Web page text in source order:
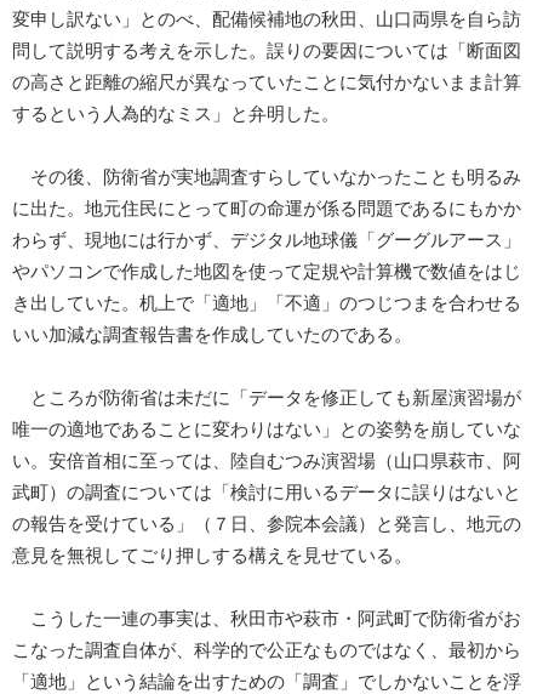
変申し訳ない」とのべ、配備候補地の秋田、山口両県を自ら訪
問して説明する考えを示した。誤りの要因については「断面図
の高さと距離の縮尺が異なっていたことに気付かないまま計算
するという人為的なミス」と弁明した。
その後、防衛省が実地調査すらしていなかったことも明るみ
に出た。地元住民にとって町の命運が係る問題であるにもかか
わらず、現地には行かず、デジタル地球儀「グーグルアース」
やパソコンで作成した地図を使って定規や計算機で数値をはじ
き出していた。机上で「適地」「不適」のつじつまを合わせる
いい加減な調査報告書を作成していたのである。
ところが防衛省は未だに「データを修正しても新屋演習場が
唯一の適地であることに変わりはない」との姿勢を崩していな
い。安倍首相に至っては、陸自むつみ演習場（山口県萩市、阿
武町）の調査については「検討に用いるデータに誤りはないと
の報告を受けている」（７日、参院本会議）と発言し、地元の
意見を無視してごり押しする構えを見せている。
こうした一連の事実は、秋田市や萩市・阿武町で防衛省がお
こなった調査自体が、科学的で公正なものではなく、最初から
「適地」という結論を出すための「調査」でしかないことを浮